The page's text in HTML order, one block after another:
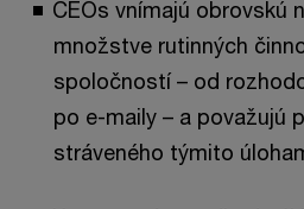
CEOs vnímajú obrovskú
množstve rutinných
spoločností – od
po e-maily – a považujú
stráveného týmito